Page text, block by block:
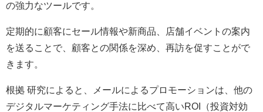
の強力なツールです。
定期的に顧客にセール情報や新商品、店舗イベントの案内
を送ることで、顧客との関係を深め、再訪を促すことがで
きます。
根拠 研究によると、メールによるプロモーションは、他の
デジタルマーケティング手法に比べて高いROI（投資対効